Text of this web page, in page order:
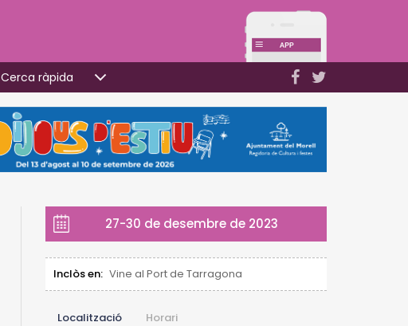
Cerca ràpida
27-30 de desembre de 2023
Inclòs en: Vine al Port de Tarragona
Localització Horari